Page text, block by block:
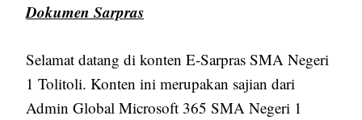
Dokumen Sarpras
Selamat datang di konten E-Sarpras SMA Negeri
1 Tolitoli. Konten ini merupakan sajian dari
Admin Global Microsoft 365 SMA Negeri 1